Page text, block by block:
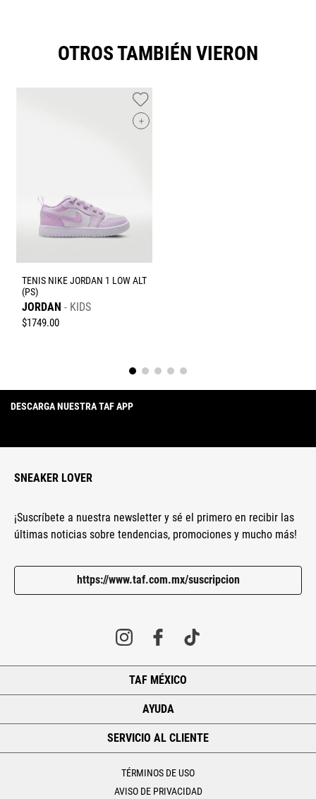
OTROS TAMBIÉN VIERON
+
TENIS NIKE JORDAN 1 LOW ALT
(PS)
JORDAN KIDS
$1749.00
DESCARGA NUESTRA TAF APP
SNEAKER LOVER
¡Suscríbete a nuestra newsletter y sé el primero en recibir las
últimas noticias sobre tendencias, promociones y mucho más!
https://www.taf.com.mx/suscripcion
TAF MÉXICO
AYUDA
SERVICIO AL CLIENTE
TÉRMINOS DE USO
AVISO DE PRIVACIDAD